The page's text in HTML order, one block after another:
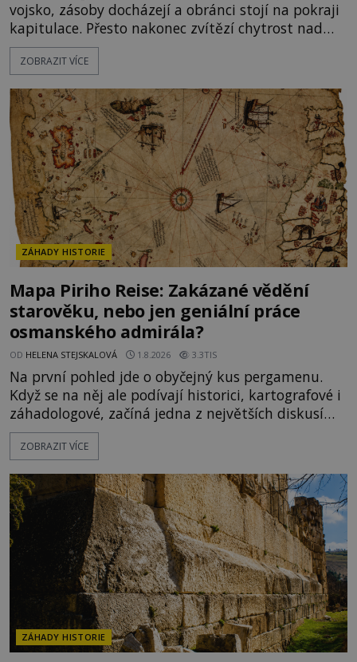
vojsko, zásoby docházejí a obránci stojí na pokraji
kapitulace. Přesto nakonec zvítězí chytrost nad
hrubou silou. Podle staré německé legendy vypustí
obyvatelé za hradby dobře živeného králíka, aby
dost. Čas pracuje pro obléhatele. Ve městě ubývají
zásoby a každý den znamená další porci strádá
ZOBRAZIT VÍCE
ZÁHADY HISTORIE
Mapa Piriho Reise: Zakázané vědění
starověku, nebo jen geniální práce
osmanského admirála?
OD HELENA STEJSKALOVÁ 1.8.2026 3.3TIS
Na první pohled jde o obyčejný kus pergamenu.
Když se na něj ale podívají historici, kartografové i
záhadologové, začíná jedna z největších diskusí
moderní historie. Osmanský admirál Piri Reis roku
1513 kreslí mapu světa, která překvapuje
ní vidí důkaz ztracené civilizace nebo dokonce
znalost Antarktidy dávno před jejím objevením.
Jiní tvrdí,
ZOBRAZIT VÍCE
ZÁHADY HISTORIE